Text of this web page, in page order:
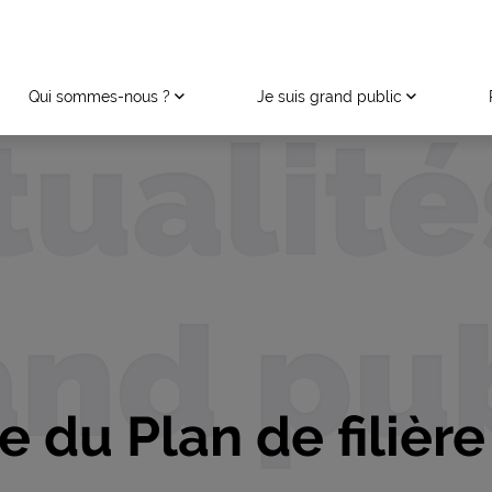
Qui sommes-nous ? Je suis grand public
du Plan de